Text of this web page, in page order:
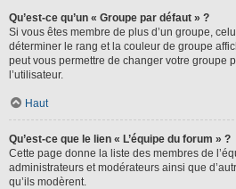
Qu’est-ce qu’un « Groupe par défaut » ?
Si vous êtes membre de plus d’un groupe,
déterminer le rang et la couleur de groupe
peut vous permettre de changer votre groupe
l’utilisateur.
Haut
Qu’est-ce que le lien « L’équipe du forum » ?
Cette page donne la liste des membres de
administrateurs et modérateurs ainsi que
qu’ils modèrent.